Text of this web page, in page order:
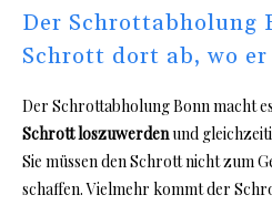
Der Schrottabholung
Schrott dort ab, wo
Der Schrottabholung Bonn macht
Schrott loszuwerdenund
Sie müssen den Schrott nicht zum
schaffen. Vielmehr kommt der